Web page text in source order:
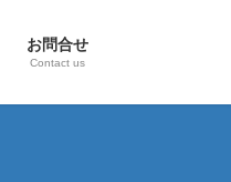
お問合せ
Contact us